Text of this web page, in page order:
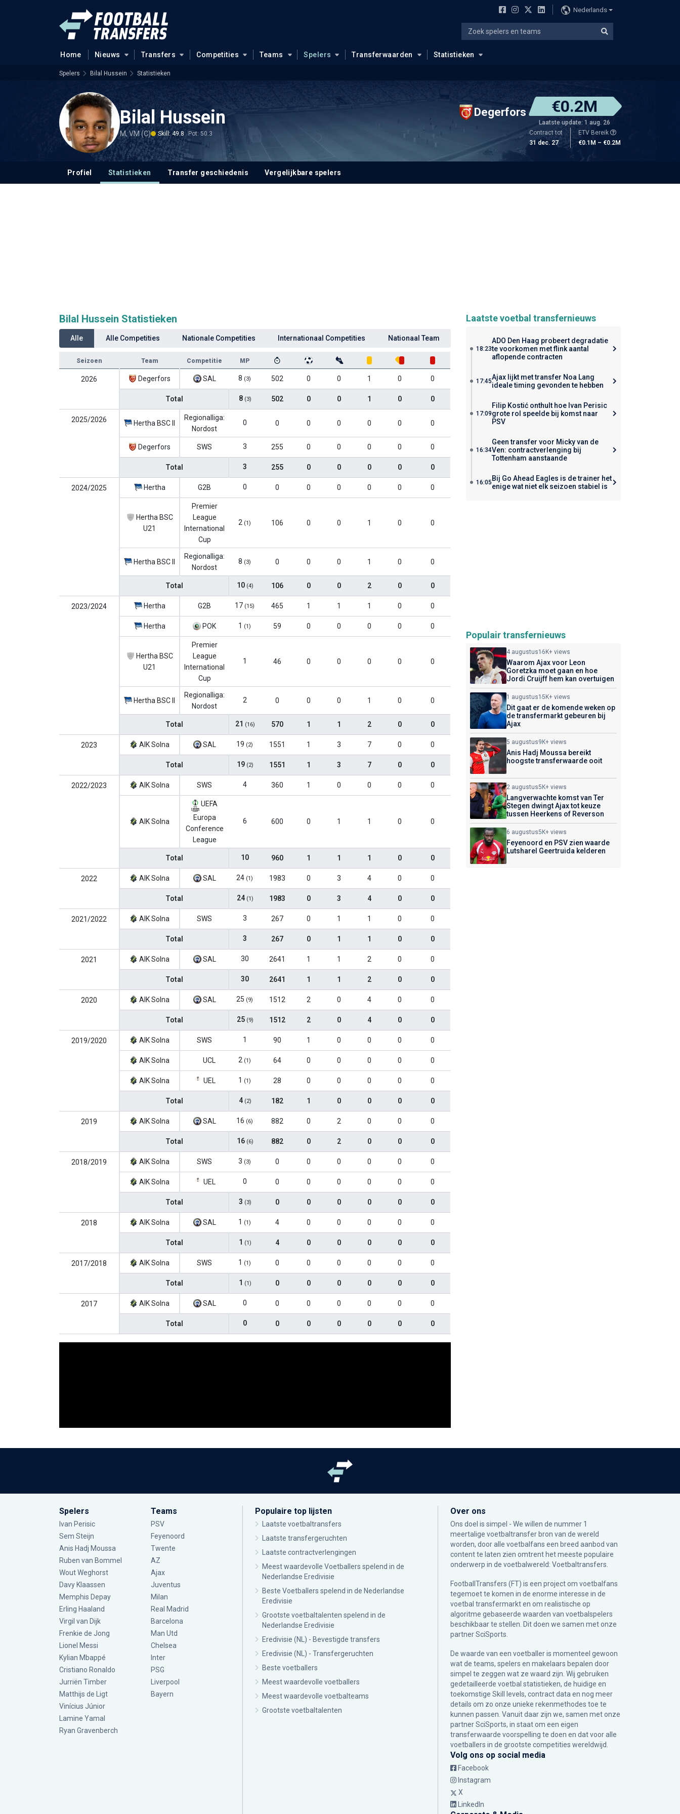
Nederlands
Home Nieuws Transfers Competities Teams Spelers Transferwaarden Statistieken
Spelers Bilal Hussein Statistieken
Bilal Hussein
M, VM (C) Skill: 49.8 Pot: 50.3
Degerfors €0.2M
Laatste update: 1 aug. 26
Contract tot
31 dec. 27
ETV Bereik
€0.1M – €0.2M
Profiel Statistieken Transfer geschiedenis Vergelijkbare spelers
Bilal Hussein Statistieken
Alle Alle Competities Nationale Competities Internationaal Competities Nationaal Team
Seizoen Team Competitie MP
2026 Degerfors SAL 8 (3) 502 0 0 1 0 0
Total 8 (3) 502 0 0 1 0 0
2025/2026 Hertha BSC II
Regionalliga:
Nordost
0 0 0 0 0 0 0
Degerfors SWS 3 255 0 0 0 0 0
Total 3 255 0 0 0 0 0
2024/2025 Hertha G2B 0 0 0 0 0 0 0
Hertha BSC
U21
Premier
League
International
Cup
2 (1) 106 0 0 1 0 0
Hertha BSC II
Regionalliga:
Nordost
8 (3) 0 0 0 1 0 0
Total 10 (4) 106 0 0 2 0 0
2023/2024 Hertha G2B 17 (15) 465 1 1 1 0 0
Hertha POK 1 (1) 59 0 0 0 0 0
Hertha BSC
U21
Premier
League
International
Cup
1 46 0 0 0 0 0
Hertha BSC II
Regionalliga:
Nordost
2 0 0 0 1 0 0
Total 21 (16) 570 1 1 2 0 0
2023 AIK Solna SAL 19 (2) 1551 1 3 7 0 0
Total 19 (2) 1551 1 3 7 0 0
2022/2023 AIK Solna SWS 4 360 1 0 0 0 0
AIK Solna
UEFA
Europa
Conference
League
6 600 0 1 1 0 0
Total 10 960 1 1 1 0 0
2022 AIK Solna SAL 24 (1) 1983 0 3 4 0 0
Total 24 (1) 1983 0 3 4 0 0
2021/2022 AIK Solna SWS 3 267 0 1 1 0 0
Total 3 267 0 1 1 0 0
2021 AIK Solna SAL 30 2641 1 1 2 0 0
Total 30 2641 1 1 2 0 0
2020 AIK Solna SAL 25 (9) 1512 2 0 4 0 0
Total 25 (9) 1512 2 0 4 0 0
2019/2020 AIK Solna SWS 1 90 1 0 0 0 0
AIK Solna UCL 2 (1) 64 0 0 0 0 0
AIK Solna UEL 1 (1) 28 0 0 0 0 0
Total 4 (2) 182 1 0 0 0 0
2019 AIK Solna SAL 16 (6) 882 0 2 0 0 0
Total 16 (6) 882 0 2 0 0 0
2018/2019 AIK Solna SWS 3 (3) 0 0 0 0 0 0
AIK Solna UEL 0 0 0 0 0 0 0
Total 3 (3) 0 0 0 0 0 0
2018 AIK Solna SAL 1 (1) 4 0 0 0 0 0
Total 1 (1) 4 0 0 0 0 0
2017/2018 AIK Solna SWS 1 (1) 0 0 0 0 0 0
Total 1 (1) 0 0 0 0 0 0
2017 AIK Solna SAL 0 0 0 0 0 0 0
Total 0 0 0 0 0 0 0
Laatste voetbal transfernieuws
18:23
ADO Den Haag probeert degradatie
te voorkomen met flink aantal
aflopende contracten
17:45Ajax lijkt met transfer Noa Lang
ideale timing gevonden te hebben
17:09
Filip Kostić onthult hoe Ivan Perisic
grote rol speelde bij komst naar
PSV
16:34
Geen transfer voor Micky van de
Ven: contractverlenging bij
Tottenham aanstaande
16:05 Bij Go Ahead Eagles is de trainer het
enige wat niet elk seizoen stabiel is
Populair transfernieuws
4 augustus16K+ views
Waarom Ajax voor Leon
Goretzka moet gaan en hoe
Jordi Cruijff hem kan overtuigen
1 augustus15K+ views
Dit gaat er de komende weken op
de transfermarkt gebeuren bij
Ajax
5 augustus9K+ views
Anis Hadj Moussa bereikt
hoogste transferwaarde ooit
2 augustus5K+ views
Langverwachte komst van Ter
Stegen dwingt Ajax tot keuze
tussen Heerkens of Reverson
6 augustus5K+ views
Feyenoord en PSV zien waarde
Lutsharel Geertruida kelderen
Spelers
Ivan Perisic
Sem Steijn
Anis Hadj Moussa
Ruben van Bommel
Wout Weghorst
Davy Klaassen
Memphis Depay
Erling Haaland
Virgil van Dijk
Frenkie de Jong
Lionel Messi
Kylian Mbappé
Cristiano Ronaldo
Jurriën Timber
Matthijs de Ligt
Vinícius Júnior
Lamine Yamal
Ryan Gravenberch
Teams
PSV
Feyenoord
Twente
AZ
Ajax
Juventus
Milan
Real Madrid
Barcelona
Man Utd
Chelsea
Inter
PSG
Liverpool
Bayern
Populaire top lijsten
Laatste voetbaltransfers
Laatste transfergeruchten
Laatste contractverlengingen
Meest waardevolle Voetballers spelend in de
Nederlandse Eredivisie
Beste Voetballers spelend in de Nederlandse
Eredivisie
Grootste voetbaltalenten spelend in de
Nederlandse Eredivisie
Eredivisie (NL) - Bevestigde transfers
Eredivisie (NL) - Transfergeruchten
Beste voetballers
Meest waardevolle voetballers
Meest waardevolle voetbalteams
Grootste voetbaltalenten
Over ons
Ons doel is simpel - We willen de nummer 1
meertalige voetbaltransfer bron van de wereld
worden, door alle voetbalfans een breed aanbod van
content te laten zien omtrent het meeste populaire
onderwerp in de voetbalwereld: Voetbaltransfers.
FootballTransfers (FT) is een project om voetbalfans
tegemoet te komen in de enorme interesse in de
voetbal transfermarkt en om realistische op
algoritme gebaseerde waarden van voetbalspelers
beschikbaar te stellen. Dit doen we samen met onze
partnerSciSports
De waarde van een voetballer is momenteel gewoon
wat de teams, spelers en makelaars bepalen door
simpel te zeggen wat ze waard zijn. Wij gebruiken
gedetailleerde voetbal statistieken, de huidige en
toekomstige Skill levels, contract data en nog meer
details om zo onze unieke rekenmethodes toe te
kunnen passen. Vanuit daar zijn we, samen met onze
partner SciSports, in staat om een eigen
transferwaarde voorspelling te doen en dat voor alle
voetballers in de grootste competities wereldwijd.
Volg ons op social media
Facebook
Instagram
X
LinkedIn